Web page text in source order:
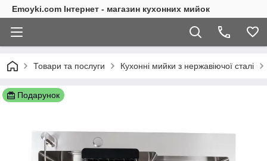
Emoyki.com Інтернет - магазин кухонних мийок
Товари та послуги Кухонні мийки з нержавіючої сталі
Подарунок